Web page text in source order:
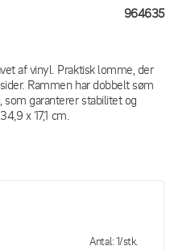
964635
af vinyl. Praktisk lomme, der
Rammen har dobbelt søm
garanterer stabilitet og
x 17,1 cm.
Antal: 1/stk.